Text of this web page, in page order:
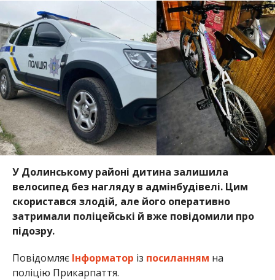
У Долинському районі дитина залишила
велосипед без нагляду в адмінбудівелі. Цим
скористався злодій, але його оперативно
затримали поліцейські й вже повідомили про
підозру.
Повідомляє Інформатор із посиланням на
поліцію Прикарпаття.